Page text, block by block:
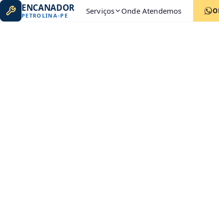
ENCANADOR
PETROLINA-PE Serviços Onde Atendemos